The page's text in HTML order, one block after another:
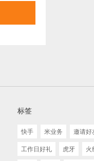
标签
快手 米业务 邀请好
工作日好礼
虎牙 火